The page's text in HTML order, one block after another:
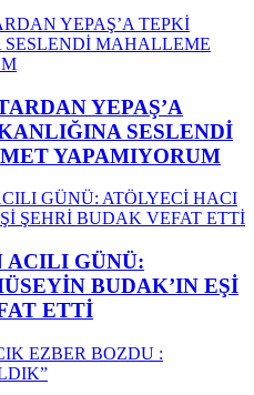
YEPAŞ’A
SESLENDİ
YAPAMIYORUM
ACILI GÜNÜ:
BUDAK’IN EŞİ
ETTİ